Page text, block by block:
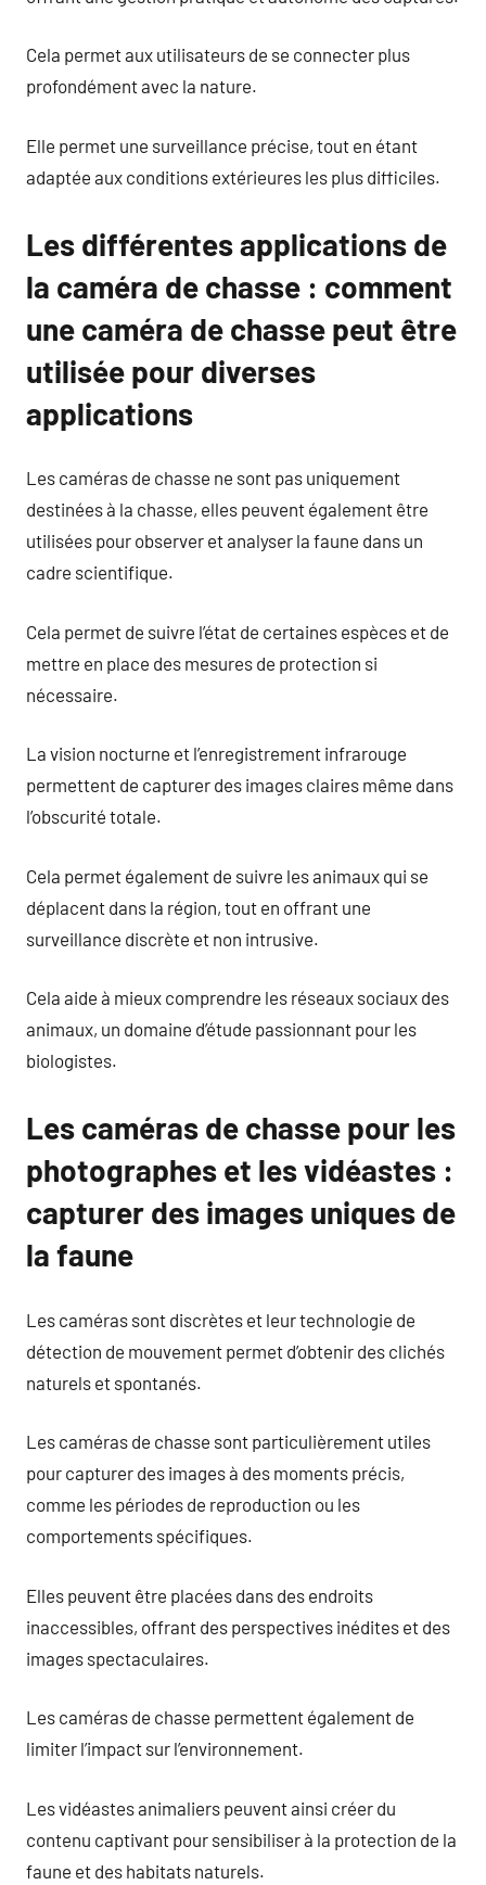
Cela permet aux utilisateurs de se connecter plus
profondément avec la nature.
Elle permet une surveillance précise, tout en étant
adaptée aux conditions extérieures les plus difficiles.
Les différentes applications de
la caméra de chasse : comment
une caméra de chasse peut être
utilisée pour diverses
applications
Les caméras de chasse ne sont pas uniquement
destinées à la chasse, elles peuvent également être
utilisées pour observer et analyser la faune dans un
cadre scientifique.
Cela permet de suivre l’état de certaines espèces et de
mettre en place des mesures de protection si
nécessaire.
La vision nocturne et l’enregistrement infrarouge
permettent de capturer des images claires même dans
l’obscurité totale.
Cela permet également de suivre les animaux qui se
déplacent dans la région, tout en offrant une
surveillance discrète et non intrusive.
Cela aide à mieux comprendre les réseaux sociaux des
animaux, un domaine d’étude passionnant pour les
biologistes.
Les caméras de chasse pour les
photographes et les vidéastes :
capturer des images uniques de
la faune
Les caméras sont discrètes et leur technologie de
détection de mouvement permet d’obtenir des clichés
naturels et spontanés.
Les caméras de chasse sont particulièrement utiles
pour capturer des images à des moments précis,
comme les périodes de reproduction ou les
comportements spécifiques.
Elles peuvent être placées dans des endroits
inaccessibles, offrant des perspectives inédites et des
images spectaculaires.
Les caméras de chasse permettent également de
limiter l’impact sur l’environnement.
Les vidéastes animaliers peuvent ainsi créer du
contenu captivant pour sensibiliser à la protection de la
faune et des habitats naturels.